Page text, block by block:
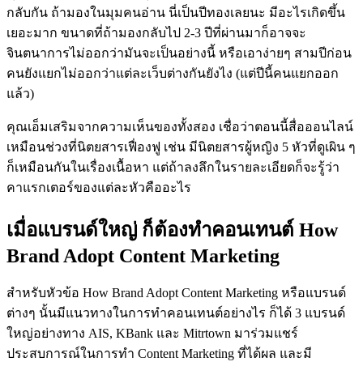
กลับกัน ถ้ามองในมุมคนอ่าน นี่เป็นปีทองเลยนะ มีอะไรเกิดขึ้น
เยอะมาก ขนาดที่ถ้ามองกลับไป 2-3 ปีที่ผ่านมาก็อาจจะ
จินตนาการไม่ออกว่ามันจะเป็นอย่างนี้ หรือเอาง่ายๆ สามปีก่อน
คนยังแยกไม่ออกว่าแต่ละเว็บต่างกันยังไง (แต่ปีนี้คนแยกออก
แล้ว)
คุณเอ็มเสริมจากความเห็นของทั้งสอง เชื่อว่าตอนนี้สื่อออนไลน์
เหมือนช่วงที่นิตยสารเฟื่องฟู เช่น มีนิตยสารผู้หญิง 5 หัวที่ดูเผิน ๆ
ก็เหมือนกันในเรื่องเนื้อหา แต่ถ้าลงลึกในรายละเอียดก็จะรู้ว่า
คาแรกเตอร์ของแต่ละหัวคืออะไร
เมื่อแบรนด์ใหญ่ ก็ต้องทำคอนเทนต์ How
Brand Adopt Content Marketing
สำหรับหัวข้อ How Brand Adopt Content Marketing หรือแบรนด์
ต่างๆ นั้นมีแนวทางในการทำคอนเทนต์อย่างไร ก็ได้ 3 แบรนด์
ใหญ่อย่างทาง AIS, KBank และ Mitrtown มาร่วมแชร์
ประสบการณ์ในการทำ Content Marketing ที่ได้ผล และมี